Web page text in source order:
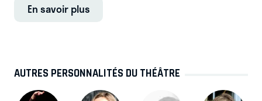
En savoir plus
AUTRES PERSONNALITÉS DU THÉÂTRE